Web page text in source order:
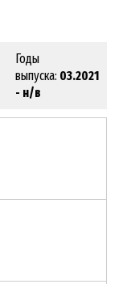
Годы
выпуска: 03.2021
- н/в